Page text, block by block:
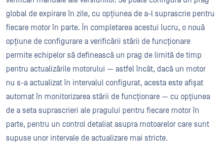
global de expirare în zile, cu opțiunea de a-l suprascrie pentru
fiecare motor în parte. În completarea acestui lucru, o nouă
opțiune de configurare a verificării stării de funcționare
permite echipelor să definească un prag de limită de timp
pentru actualizările motorului — astfel încât, dacă un motor
nu s-a actualizat în intervalul configurat, acesta este afișat
automat în monitorizarea stării de funcționare — cu opțiunea
de a seta suprascrieri ale pragului pentru fiecare motor în
parte, pentru un control detaliat asupra motoarelor care sunt
supuse unor intervale de actualizare mai stricte.